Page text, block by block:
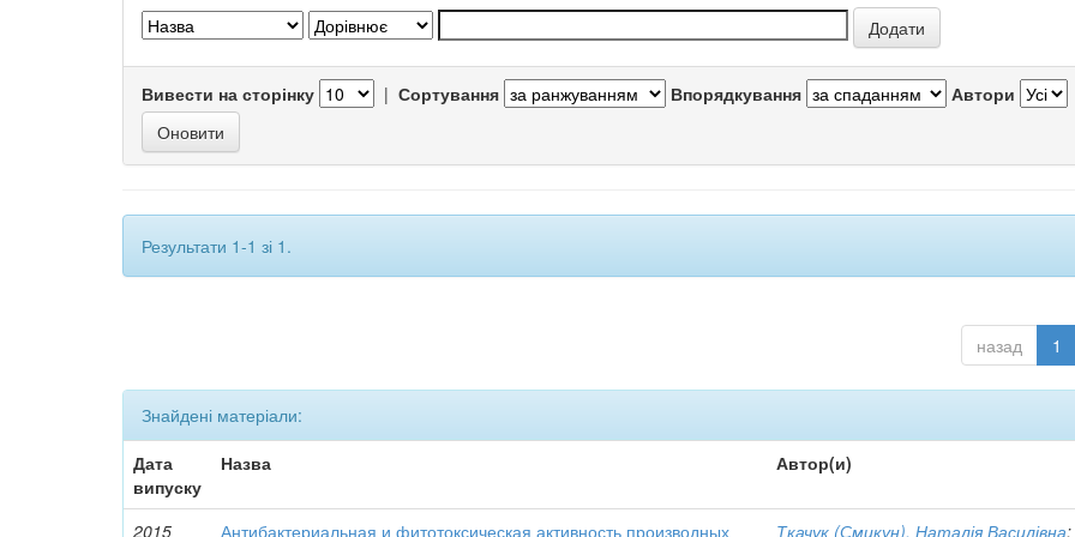
Вивести на сторінку | Сортування Впорядкування Автори
Результати 1-1 зі 1.
назад 1
Знайдені матеріали:
Дата
випуску
Назва Автор(и)
2015 Антибактериальная и фитотоксическая активность производных Ткачук (Смикун), Наталія Василівна;